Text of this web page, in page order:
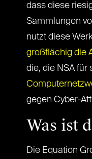
dass diese
Sammlungen
nutzt diese
großflächig die
die, die NSA für
gegen Cyber-
Was ist
Die Equation